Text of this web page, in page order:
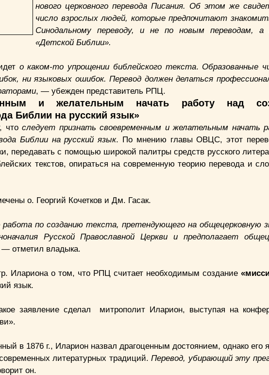
нового церковного перевода Писания. Об этом же
число взрослых людей, которые предпочитают
Синодальному переводу, и не по новым переводам, а
«Детской Библии».
о каком-то упрощении библейского текста. Образованные
ни языковых ошибок. Перевод должен делаться
, — убежден представитель РПЦ.
и желательным начать работу над
Библии на русский язык»
чтоследует признать своевременным и желательным начать
Библии на русский язык. По мнению главы ОВЦС, этот
передавать с помощью широкой палитры средств русского
текстов, опираться на современную теорию перевода и
о. Георгий Кочетков и Дм. Гасак.
по созданию текста, претендующего на общецерковную
Русской Православной Церкви и предполагает
— отметил владыка.
Илариона о том, что РПЦ считает необходимым создание
язык.
заявление сделал митрополит Иларион, выступая на
в 1876 г., Иларион назвал драгоценным достоянием, однако его
литературных традиций.Перевод, убирающий эту
он.